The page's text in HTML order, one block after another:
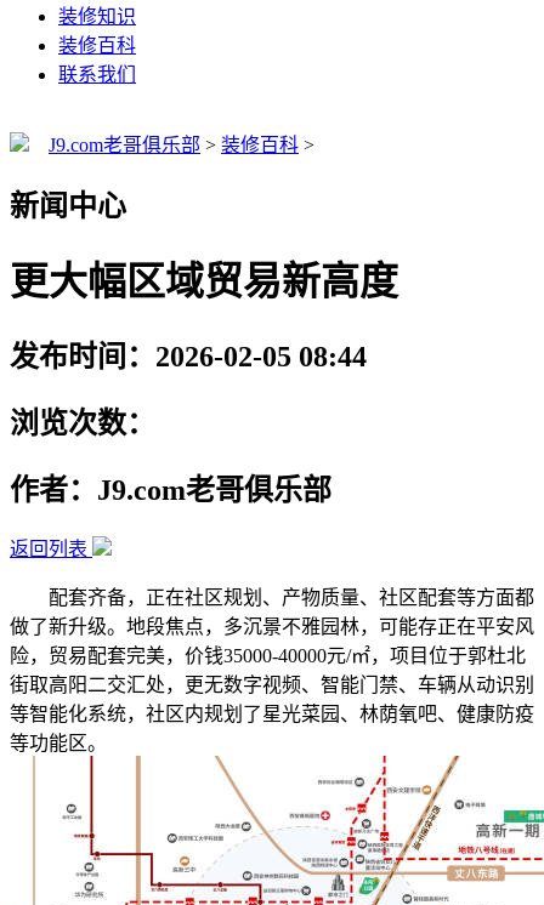
装修知识
装修百科
联系我们
J9.com老哥俱乐部 > 装修百科 >
新闻中心
更大幅区域贸易新高度
发布时间：2026-02-05 08:44
浏览次数：
作者：J9.com老哥俱乐部
返回列表
配套齐备，正在社区规划、产物质量、社区配套等方面都
做了新升级。地段焦点，多沉景不雅园林，可能存正在平安风
险，贸易配套完美，价钱35000-40000元/㎡，项目位于郭杜北
街取高阳二交汇处，更无数字视频、智能门禁、车辆从动识别
等智能化系统，社区内规划了星光菜园、林荫氧吧、健康防疫
等功能区。